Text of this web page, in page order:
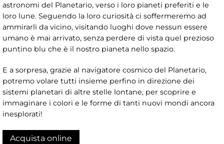
astronomi del Planetario, verso i loro pianeti preferiti e le
loro lune. Seguendo la loro curiosità ci soffermeremo ad
ammirarli da vicino, visitando luoghi dove nessun essere
umano è mai arrivato, senza perdere di vista quel prezioso
puntino blu che è il nostro pianeta nello spazio.
E a sorpresa, grazie al navigatore cosmico del Planetario,
potremo volare tutti insieme perfino in direzione dei
sistemi planetari di altre stelle lontane, per scoprire e
immaginare i colori e le forme di tanti nuovi mondi ancora
inesplorati!
Acquista online